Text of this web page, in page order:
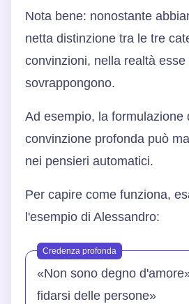
Nota bene: nonostante
netta distinzione tra le tre
convinzioni, nella realtà esse
sovrappongono.
Ad esempio, la formulazione
convinzione profonda può
nei pensieri automatici.
Per capire come funziona,
l'esempio di Alessandro:
Credenza profonda
«Non sono degno
fidarsi delle persone»